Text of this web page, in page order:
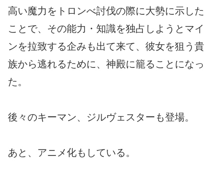
高い魔力をトロンべ討伐の際に大勢に示した
ことで、その能力・知識を独占しようとマイ
ンを拉致する企みも出て来て、彼女を狙う貴
族から逃れるために、神殿に籠ることになっ
た。
後々のキーマン、ジルヴェスターも登場。
あと、アニメ化もしている。